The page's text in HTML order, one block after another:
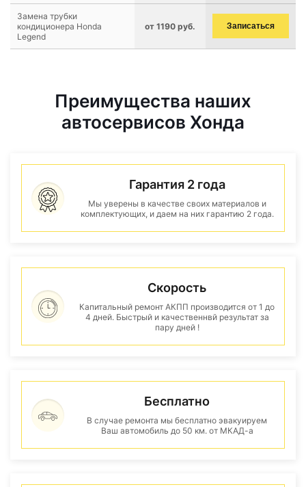
Замена трубки
кондиционера Honda
Legend
от 1190 руб. Записаться
Преимущества наших
автосервисов Хонда
Гарантия 2 года
Мы уверены в качестве своих материалов и
комплектующих, и даем на них гарантию 2 года.
Скорость
Капитальный ремонт АКПП производится от 1 до
4 дней. Быстрый и качественнвй результат за
пару дней !
Бесплатно
В случае ремонта мы бесплатно эвакуируем
Ваш автомобиль до 50 км. от МКАД-а